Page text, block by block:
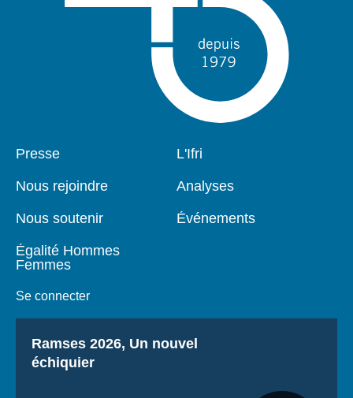
Pied
page
Presse
Nous rejoindre
Nous soutenir
Égalité Hommes
Femmes
Se connecter
Navigation
L'Ifri
Analyses
Événements
Titre
Ramses 2026, Un nouvel
échiquier